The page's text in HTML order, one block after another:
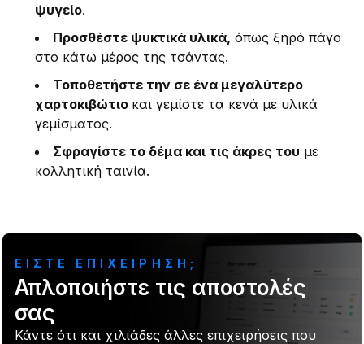
ψυγείο.
Προσθέστε ψυκτικά υλικά, όπως ξηρό πάγο
στο κάτω μέρος της τσάντας.
Τοποθετήστε την σε ένα μεγαλύτερο
χαρτοκιβώτιο και γεμίστε τα κενά με υλικά
γεμίσματος.
Σφραγίστε το δέμα και τις άκρες του με
κολλητική ταινία.
ΕΙΣΤΕ ΕΠΙΧΕΙΡΗΣΗ;
Απλοποιήστε τις αποστολές
σας
Κάντε ότι και χιλιάδες άλλες επιχειρήσεις που